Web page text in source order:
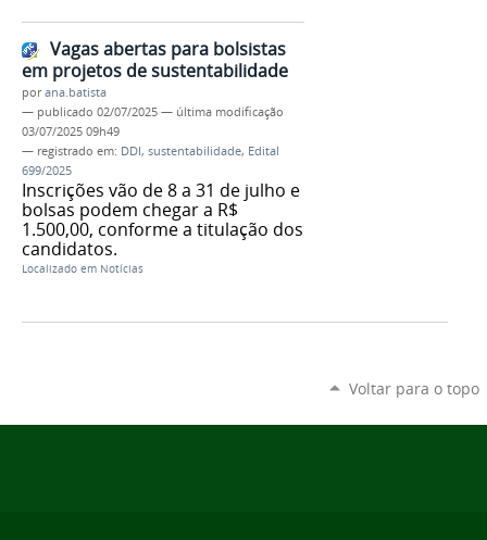
Vagas abertas para bolsistas
em projetos de sustentabilidade
porana.batista
— publicado 02/07/2025 — última modificação
03/07/2025 09h49
— registrado em: DDI, sustentabilidade, Edital
699/2025
Inscrições vão de 8 a 31 de julho e
bolsas podem chegar a R$
1.500,00, conforme a titulação dos
candidatos.
Localizado em Notícias
Voltar para o topo